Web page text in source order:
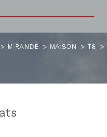
MIRANDE MAISON T8